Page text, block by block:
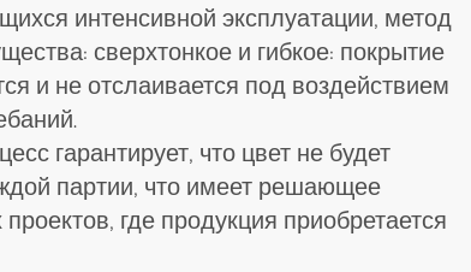
интенсивной эксплуатации, метод
сверхтонкое и гибкое: покрытие
и не отслаивается под воздействием
гарантирует, что цвет не будет
партии, что имеет решающее
где продукция приобретается